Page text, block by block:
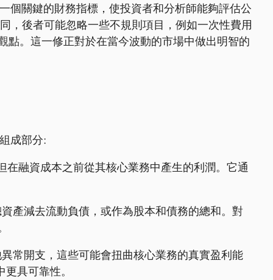
個關鍵的財務指標，使投資者和分析師能夠評估公
，後者可能忽略一些不規則項目，例如一次性費用
。這一修正對於在當今波動的市場中做出明智的
成部分:
在融資成本之前從其核心業務中產生的利潤。它通
產減去流動負債，或作為股本和債務的總和。對
常開支，這些可能會扭曲核心業務的真實盈利能
具可靠性。